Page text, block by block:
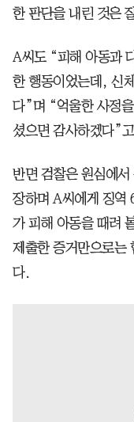
한 판단을 내린 것은
A씨도 “피해 아동과
한 행동이었는데, 신
다”며 “억울한 사정
셨으면 감사하겠다”
반면 검찰은 원심에
장하며 A씨에게 징역
가 피해 아동을 때려
제출한 증거만으로는
다.